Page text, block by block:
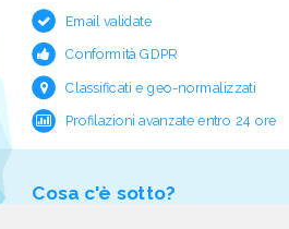
Email validate
Conformità GDPR
Classificati e geo-normalizzati
Profilazioni avanzate entro 24 ore
Cosa c'è sotto?